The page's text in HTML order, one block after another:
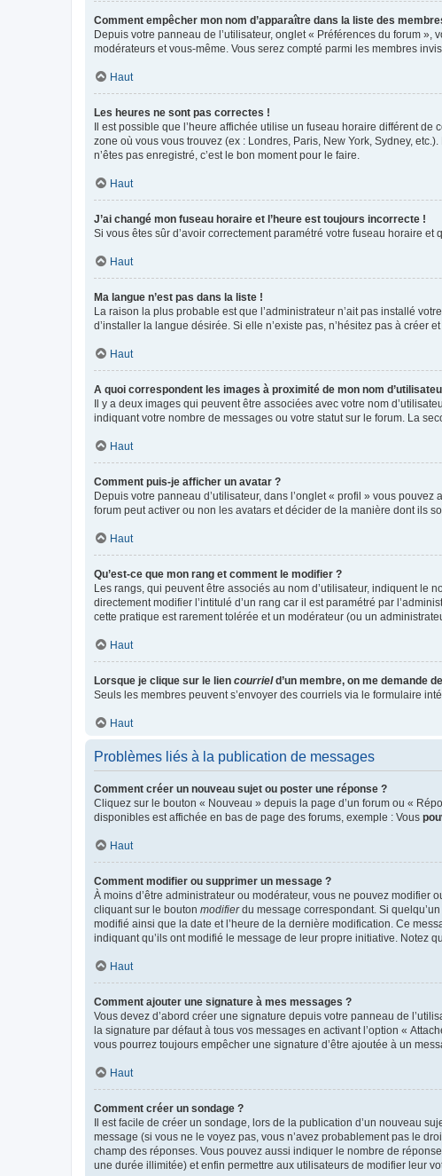
Comment empêcher mon nom d’apparaître dans la liste des
Depuis votre panneau de l’utilisateur, onglet « Préférences du forum »,
modérateurs et vous-même. Vous serez compté parmi les membres
Haut
Les heures ne sont pas correctes !
Il est possible que l’heure affichée utilise un fuseau horaire différent de
zone où vous vous trouvez (ex : Londres, Paris, New York, Sydney,
n’êtes pas enregistré, c’est le bon moment pour le faire.
Haut
J’ai changé mon fuseau horaire et l’heure est toujours incorrecte !
Si vous êtes sûr d’avoir correctement paramétré votre fuseau horaire
Haut
Ma langue n’est pas dans la liste !
La raison la plus probable est que l’administrateur n’ait pas installé
d’installer la langue désirée. Si elle n’existe pas, n’hésitez pas à créer
Haut
A quoi correspondent les images à proximité de mon nom
Il y a deux images qui peuvent être associées avec votre nom
indiquant votre nombre de messages ou votre statut sur le forum. La
Haut
Comment puis-je afficher un avatar ?
Depuis votre panneau d’utilisateur, dans l’onglet « profil » vous
forum peut activer ou non les avatars et décider de la manière dont ils
Haut
Qu’est-ce que mon rang et comment le modifier ?
Les rangs, qui peuvent être associés au nom d’utilisateur, indiquent le
directement modifier l’intitulé d’un rang car il est paramétré par
cette pratique est rarement tolérée et un modérateur (ou un
Haut
Lorsque je clique sur le lien courrield’un membre, on me demande
Seuls les membres peuvent s’envoyer des courriels via le formulaire
Haut
Problèmes liés à la publication de messages
Comment créer un nouveau sujet ou poster une réponse ?
Cliquez sur le bouton « Nouveau » depuis la page d’un forum ou «
disponibles est affichée en bas de page des forums, exemple : Vous
Haut
Comment modifier ou supprimer un message ?
À moins d’être administrateur ou modérateur, vous ne pouvez
cliquant sur le bouton modifierdu message correspondant. Si
modifié ainsi que la date et l’heure de la dernière modification. Ce
indiquant qu’ils ont modifié le message de leur propre initiative. Notez
Haut
Comment ajouter une signature à mes messages ?
Vous devez d’abord créer une signature depuis votre panneau de
la signature par défaut à tous vos messages en activant l’option «
vous pourrez toujours empêcher une signature d’être ajoutée à un
Haut
Comment créer un sondage ?
Il est facile de créer un sondage, lors de la publication d’un nouveau
message (si vous ne le voyez pas, vous n’avez probablement pas le
champ des réponses. Vous pouvez aussi indiquer le nombre de
une durée illimitée) et enfin permettre aux utilisateurs de modifier leur